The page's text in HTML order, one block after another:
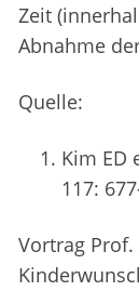
Zeit
Abnahme
Quelle:
Kim ED
117:
Vortrag